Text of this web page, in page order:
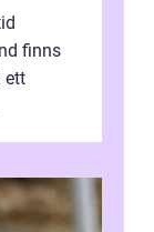
finns
ett